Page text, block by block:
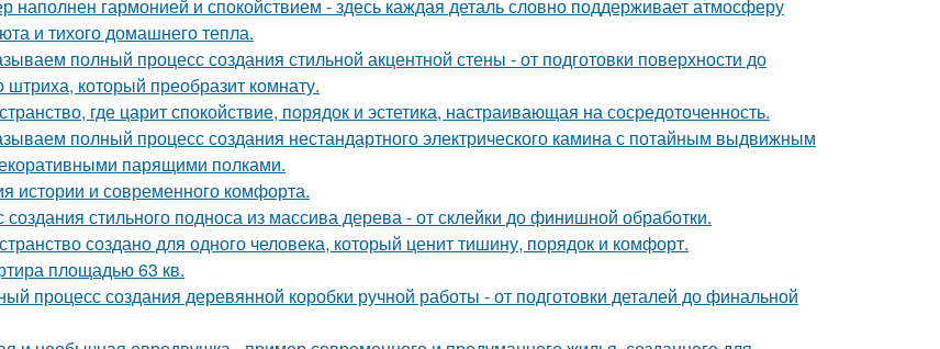
наполнен гармонией и спокойствием - здесь каждая деталь словно поддерживает атмосферу
и тихого домашнего тепла.
полный процесс создания стильной акцентной стены - от подготовки поверхности до
который преобразит комнату.
где царит спокойствие, порядок и эстетика, настраивающая на сосредоточенность.
полный процесс создания нестандартного электрического камина с потайным выдвижным
парящими полками.
истории и современного комфорта.
создания стильного подноса из массива дерева - от склейки до финишной обработки.
создано для одного человека, который ценит тишину, порядок и комфорт.
площадью 63 кв.
процесс создания деревянной коробки ручной работы - от подготовки деталей до финальной